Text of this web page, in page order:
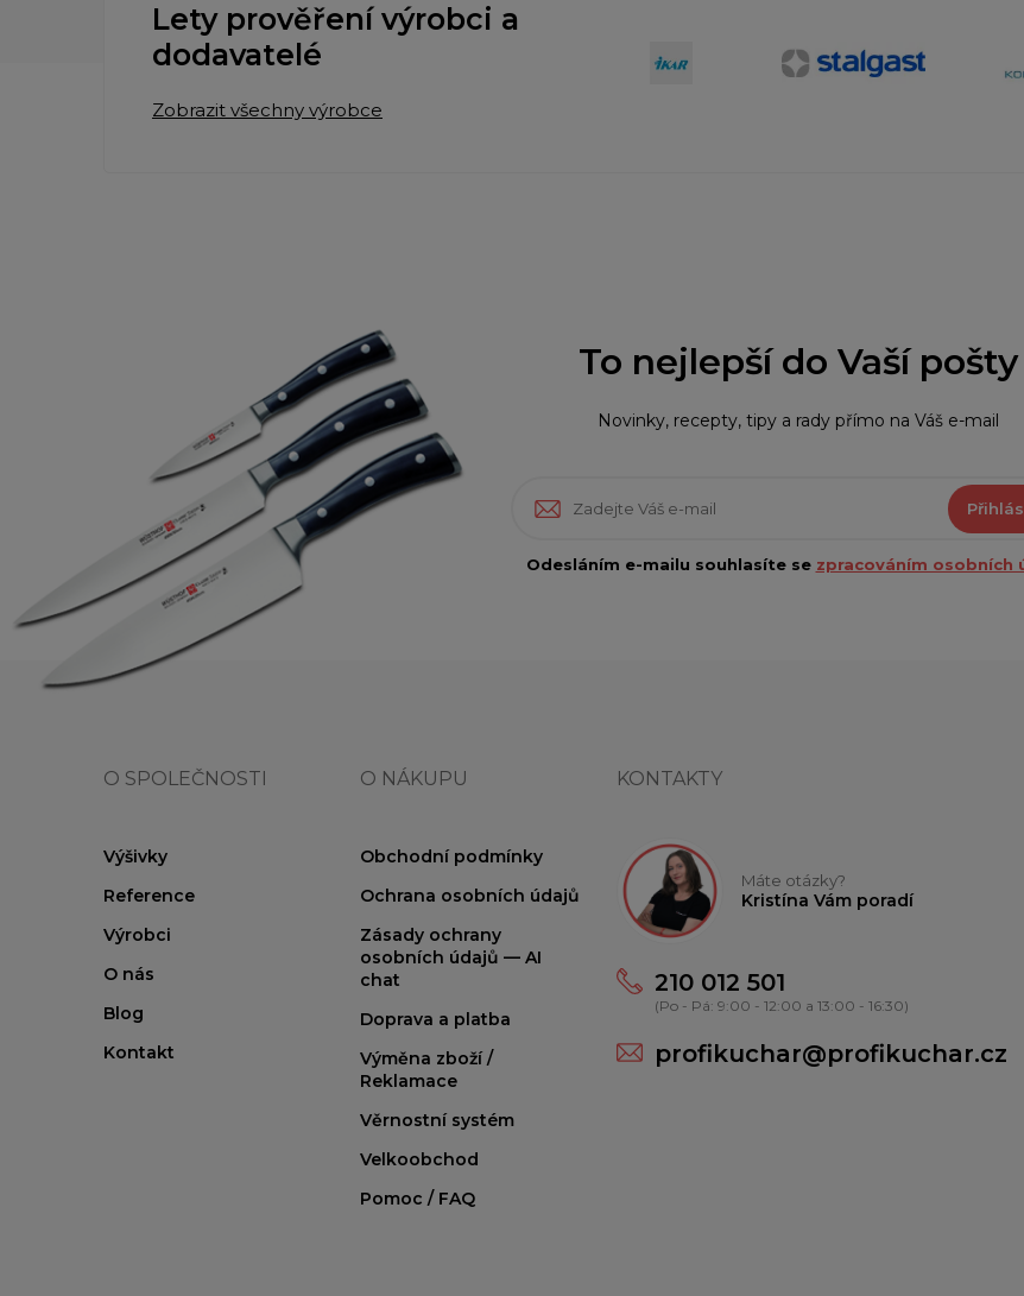
Lety prověření výrobci a
dodavatelé
Zobrazit všechny výrobce
To nejlepší do Vaší pošty
Novinky, recepty, tipy a rady přímo na Váš e-mail
Odesláním e-mailu souhlasíte se zpracováním osobních
O SPOLEČNOSTI
Výšivky
Reference
Výrobci
O nás
Blog
Kontakt
O NÁKUPU
Obchodní podmínky
Ochrana osobních údajů
Zásady ochrany
osobních údajů — AI
chat
Doprava a platba
Výměna zboží /
Reklamace
Věrnostní systém
Velkoobchod
Pomoc / FAQ
KONTAKTY
Máte otázky?
Kristína Vám poradí
210 012 501
(Po - Pá: 9:00 - 12:00 a 13:00 - 16:30)
profikuchar@profikuchar.cz